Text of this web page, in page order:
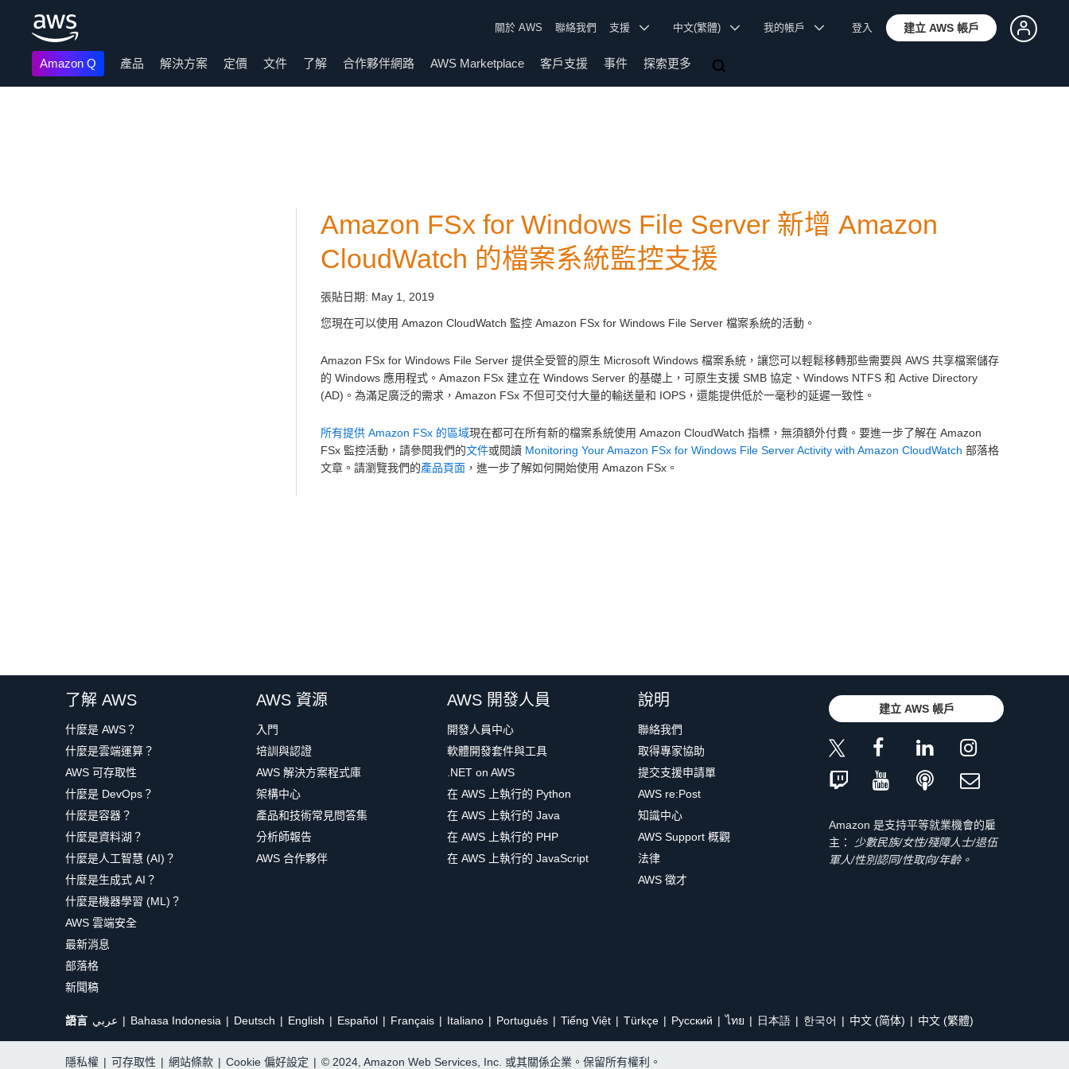
關於 AWS 聯絡我們 支援 中文(繁體) 我的帳戶 登入 建立 AWS 帳戶
Amazon Q 產品 解決方案 定價 文件 了解 合作夥伴網路 AWS Marketplace 客戶支援 事件 探索更多
Amazon FSx for Windows File Server 新增 Amazon
CloudWatch 的檔案系統監控支援
張貼日期: May 1, 2019
您現在可以使用 Amazon CloudWatch 監控 Amazon FSx for Windows File Server 檔案系統的活動。
Amazon FSx for Windows File Server 提供全受管的原生 Microsoft Windows 檔案系統，讓您可以輕鬆移轉那些需要與 AWS 共享檔案儲存
的 Windows 應用程式。Amazon FSx 建立在 Windows Server 的基礎上，可原生支援 SMB 協定、Windows NTFS 和 Active Directory
(AD)。為滿足廣泛的需求，Amazon FSx 不但可交付大量的輸送量和 IOPS，還能提供低於一毫秒的延遲一致性。
所有提供 Amazon FSx 的區域現在都可在所有新的檔案系統使用 Amazon CloudWatch 指標，無須額外付費。要進一步了解在 Amazon
FSx 監控活動，請參閱我們的文件或閱讀 Monitoring Your Amazon FSx for Windows File Server Activity with Amazon CloudWatch 部落格
文章。請瀏覽我們的產品頁面 ，進一步了解如何開始使用 Amazon FSx。
了解 AWS
什麼是 AWS？
什麼是雲端運算？
AWS 可存取性
什麼是 DevOps？
什麼是容器？
什麼是資料湖？
什麼是人工智慧 (AI)？
什麼是生成式 AI？
什麼是機器學習 (ML)？
AWS 雲端安全
最新消息
部落格
新聞稿
AWS 資源
入門
培訓與認證
AWS 解決方案程式庫
架構中心
產品和技術常見問答集
分析師報告
AWS 合作夥伴
AWS 開發人員
開發人員中心
軟體開發套件與工具
.NET on AWS
在 AWS 上執行的 Python
在 AWS 上執行的 Java
在 AWS 上執行的 PHP
在 AWS 上執行的 JavaScript
說明
聯絡我們
取得專家協助
提交支援申請單
AWS re:Post
知識中心
AWS Support 概觀
法律
AWS 徵才
建立 AWS 帳戶
Amazon 是支持平等就業機會的雇
主：
少數民族/女性/殘障人士/退伍
軍人/性別認同/性取向/年齡。
語言 عربي Bahasa Indonesia Deutsch English Español Français Italiano Português Tiếng Việt Türkçe Ρусский ไทย 日本語 한국어 中文 (简体) 中文 (繁體)
隱私權 | 可存取性 | 網站條款 | Cookie 偏好設定 | © 2024, Amazon Web Services, Inc. 或其關係企業。保留所有權利。